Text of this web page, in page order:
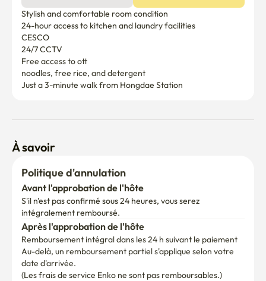
Stylish and comfortable room condition
24-hour access to kitchen and laundry facilities
CESCO
24/7 CCTV
Free access to ott
noodles, free rice, and detergent
À savoir
Politique d'annulation
Avant l'approbation de l'hôte
S'il n'est pas confirmé sous 24 heures, vous serez
intégralement remboursé.
Après l'approbation de l'hôte
Remboursement intégral dans les 24 h suivant le paiement
Au-delà, un remboursement partiel s'applique selon votre
date d'arrivée.
(Les frais de service Enko ne sont pas remboursables.)